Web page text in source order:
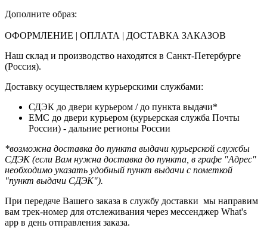
Дополните образ:
ОФОРМЛЕНИЕ | ОПЛАТА | ДОСТАВКА ЗАКАЗОВ
Наш склад и производство находятся в Санкт-Петербурге
(Россия).
Доставку осуществляем курьерскими службами:
СДЭК до двери курьером / до пункта выдачи*
ЕМС до двери курьером (курьерская служба Почты
России) - дальние регионы России
*возможна доставка до пункта выдачи курьерской службы
СДЭК (если Вам нужна доставка до пункта, в графе "Адрес"
необходимо указать удобный пункт выдачи с пометкой
"пункт выдачи СДЭК").
При передаче Вашего заказа в службу доставки мы направим
вам трек-номер для отслеживания через мессенджер What's
app в день отправления заказа.